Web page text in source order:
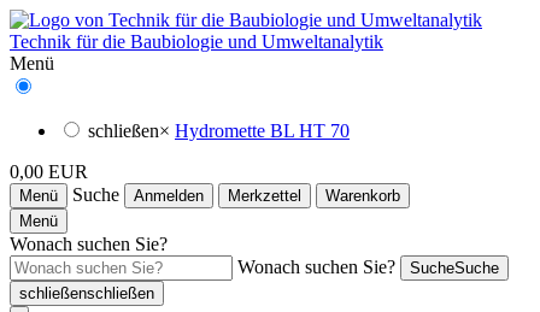
Technik für die Baubiologie und Umweltanalytik
Menü
schließen× Hydromette BL HT 70
0,00 EUR
Menü Suche Anmelden Merkzettel
Warenkorb
Menü
Wonach suchen Sie?
Wonach suchen Sie?
SucheSuche
schließenschließen